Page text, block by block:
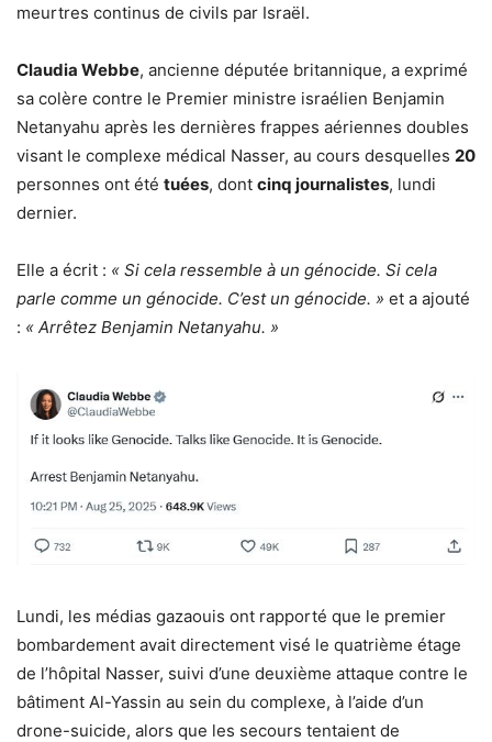
meurtres continus de civils par Israël.
Claudia Webbe, ancienne députée britannique, a exprimé
sa colère contre le Premier ministre israélien Benjamin
Netanyahu après les dernières frappes aériennes doubles
visant le complexe médical Nasser, au cours desquelles 20
personnes ont été tuées, dont cinq journalistes, lundi
dernier.
Elle a écrit : « Si cela ressemble à un génocide. Si cela
parle comme un génocide. C’est un génocide. » et a ajouté
: « Arrêtez Benjamin Netanyahu. »
Lundi, les médias gazaouis ont rapporté que le premier
bombardement avait directement visé le quatrième étage
de l’hôpital Nasser, suivi d’une deuxième attaque contre le
bâtiment Al-Yassin au sein du complexe, à l’aide d’un
drone-suicide, alors que les secours tentaient de